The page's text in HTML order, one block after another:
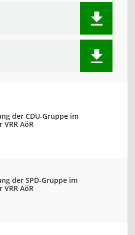
der CDU-Gruppe im
AöR
der SPD-Gruppe im
AöR